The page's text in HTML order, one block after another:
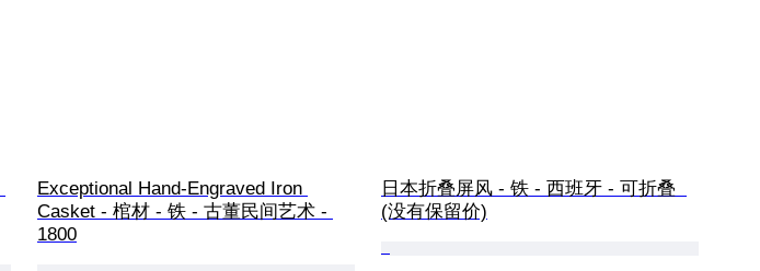
Exceptional Hand-Engraved Iron
Casket - 棺材 - 铁 - 古董民间艺术 -
1800
日本折叠屏风 - 铁 - 西班牙 - 可折叠
(没有保留价)